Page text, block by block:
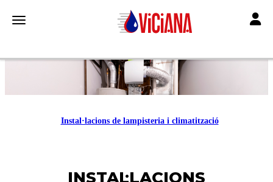
Toggle navigation
Instal·lacions de lampisteria i climatització
INSTAL·LACIONS